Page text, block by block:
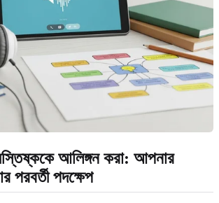
আলিঙ্গন করা: আপনার
পরবর্তী পদক্ষেপ